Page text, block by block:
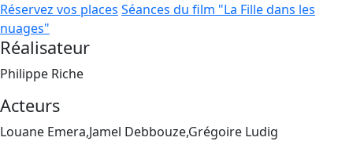
Réservez vos places Séances du film "La Fille dans les
nuages"
Réalisateur
Philippe Riche
Acteurs
Louane Emera,Jamel Debbouze,Grégoire Ludig